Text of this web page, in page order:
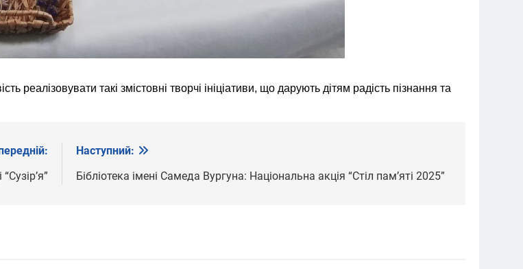
такі змістовні творчі ініціативи, що дарують дітям радість пізнання та
Наступний:
Бібліотека імені Самеда Вургуна: Національна акція “Стіл памʼяті 2025”